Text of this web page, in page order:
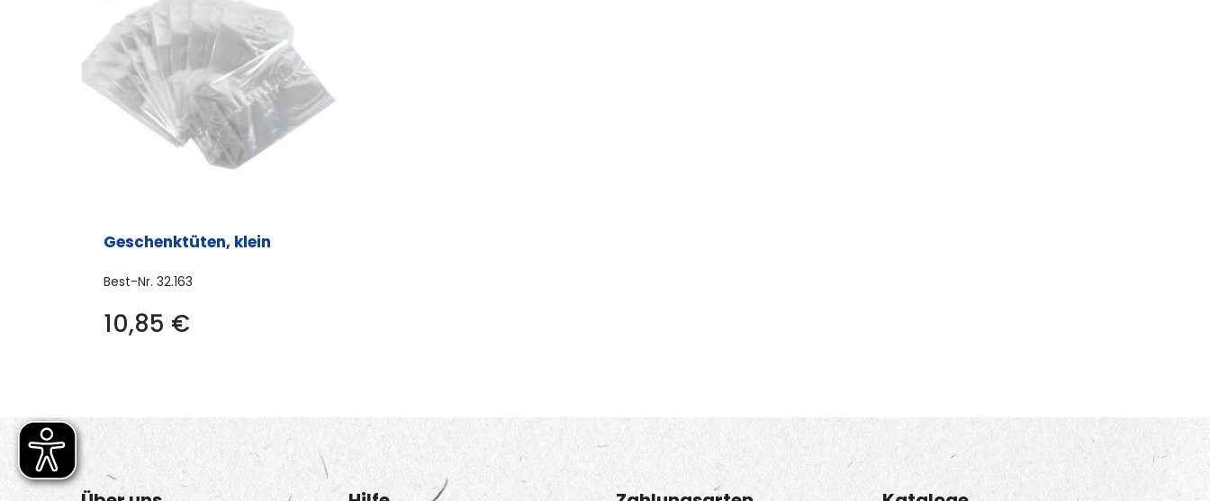
Geschenktüten, klein
Best-Nr. 32.163
10,85 €